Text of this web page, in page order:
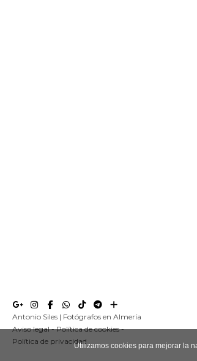
Antonio Siles | Fotógrafos en Almería
Aviso legal-Política de cookies-
Política de privacidad
Utilizamos cookies para mejorar la